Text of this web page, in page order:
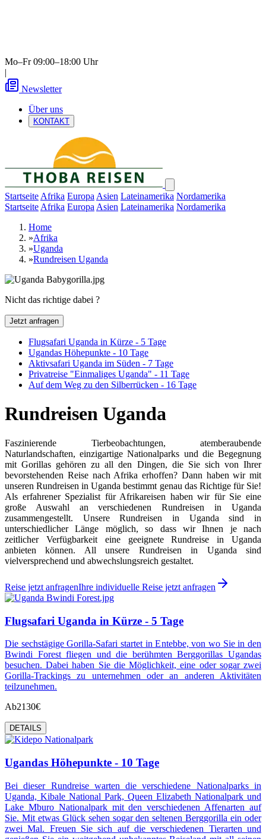
Mo–Fr 09:00–18:00 Uhr
|
Newsletter
Über uns
KONTAKT
Startseite Afrika Europa Asien Lateinamerika Nordamerika
Startseite Afrika Europa Asien Lateinamerika Nordamerika
Home
»Afrika
»Uganda
»Rundreisen Uganda
Nicht das richtige dabei ?
Jetzt anfragen
Flugsafari Uganda in Kürze - 5 Tage
Ugandas Höhepunkte - 10 Tage
Aktivsafari Uganda im Süden - 7 Tage
Privatreise "Einmaliges Uganda" - 11 Tage
Auf dem Weg zu den Silberrücken - 16 Tage
Rundreisen Uganda
Faszinierende Tierbeobachtungen, atemberaubende
Naturlandschaften, einzigartige Nationalparks und die Begegnung
mit Gorillas gehören zu all den Dingen, die Sie sich von Ihrer
bevorstehenden Reise nach Afrika erhoffen? Dann haben wir mit
unseren Rundreisen in Uganda bestimmt genau das Richtige für Sie!
Als erfahrener Spezialist für Afrikareisen haben wir für Sie eine
große Auswahl an verschiedenen Rundreisen in Uganda
zusammengestellt. Unsere Rundreisen in Uganda sind in
unterschiedlicher Länge möglich, so dass wir Ihnen je nach
zeitlicher Verfügbarkeit eine geeignete Rundreise in Uganda
anbieten können. All unsere Rundreisen in Uganda sind
vielversprechend und abwechslungsreich gestaltet.
Reise jetzt anfragenIhre individuelle Reise jetzt anfragen
Flugsafari Uganda in Kürze - 5 Tage
Die sechstägige Gorilla-Safari startet in Entebbe, von wo Sie in den
Bwindi Forest fliegen und die berühmten Berggorillas Ugandas
besuchen. Dabei haben Sie die Möglichkeit, eine oder sogar zwei
Gorilla-Trackings zu unternehmen oder an anderen Aktivitäten
teilzunehmen.
Ab2130€
DETAILS
Ugandas Höhepunkte - 10 Tage
Bei dieser Rundreise warten die verschiedene Nationalparks in
Uganda, Kibale National Park, Queen Elizabeth Nationalpark und
Lake Mburo Nationalpark mit den verschiedenen Affenarten auf
Sie. Mit etwas Glück sehen sogar den seltenen Berggorilla ein oder
zwei Mal. Freuen Sie sich auf die verschiedenen Tierarten und